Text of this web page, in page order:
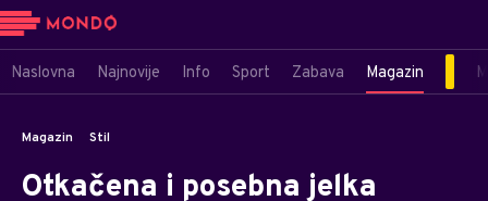
Naslovna Najnovije Info Sport Zabava Magazin
Magazin Stil
Otkačena i posebna jelka